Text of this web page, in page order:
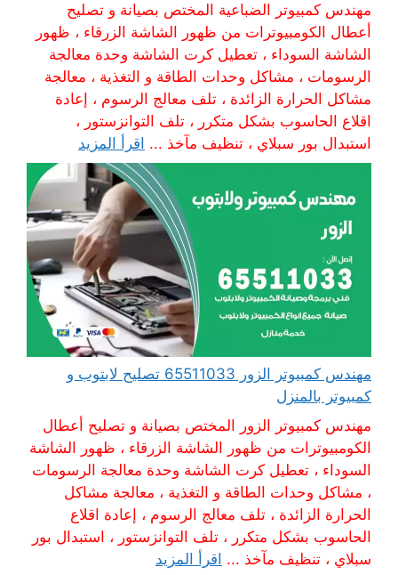
مهندس كمبيوتر الضباعية المختص بصيانة و تصليح
أعطال الكومبيوترات من ظهور الشاشة الزرقاء ، ظهور
الشاشة السوداء ، تعطيل كرت الشاشة وحدة معالجة
الرسومات ، مشاكل وحدات الطاقة و التغذية ، معالجة
مشاكل الحرارة الزائدة ، تلف معالج الرسوم ، إعادة
اقلاع الحاسوب بشكل متكرر ، تلف التوانزستور ،
استبدال بور سبلاي ، تنظيف مآخذ ... اقرأ المزيد
مهندس كمبيوتر الزور 65511033 تصليح لابتوب و
كمبيوتر بالمنزل
مهندس كمبيوتر الزور المختص بصيانة و تصليح أعطال
الكومبيوترات من ظهور الشاشة الزرقاء ، ظهور الشاشة
السوداء ، تعطيل كرت الشاشة وحدة معالجة الرسومات
، مشاكل وحدات الطاقة و التغذية ، معالجة مشاكل
الحرارة الزائدة ، تلف معالج الرسوم ، إعادة اقلاع
الحاسوب بشكل متكرر ، تلف التوانزستور ، استبدال بور
سبلاي ، تنظيف مآخذ ... اقرأ المزيد